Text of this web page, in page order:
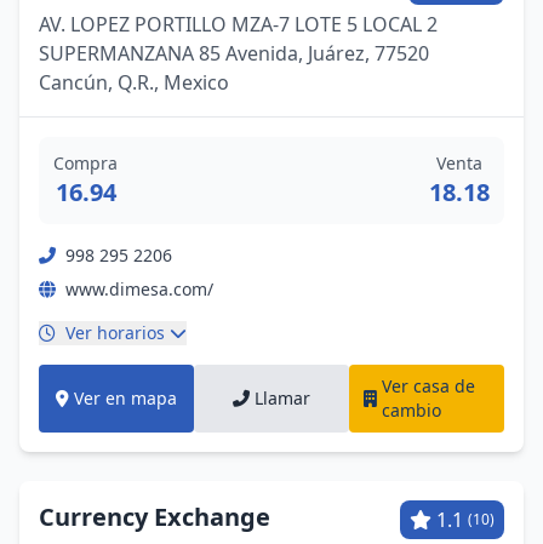
AV. LOPEZ PORTILLO MZA-7 LOTE 5 LOCAL 2
SUPERMANZANA 85 Avenida, Juárez, 77520
Cancún, Q.R., Mexico
Compra
16.94
Venta
18.18
998 295 2206
www.dimesa.com/
Ver horarios
Ver en mapa Llamar
Ver casa de
cambio
Currency Exchange 1.1 (10)